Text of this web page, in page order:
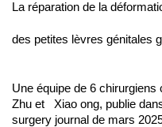
La réparation de la
des petites lèvres génitales
Une équipe de 6
Zhu et   Xiao ong, publie
surgery journal de mars